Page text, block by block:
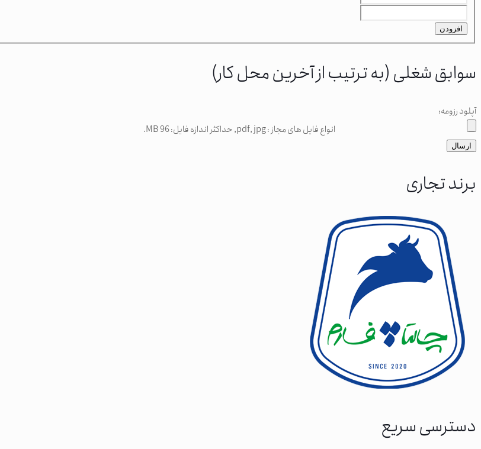
افزودن
سوابق شغلی (به ترتیب از آخرین محل کار)
آپلود رزومه:
انواع فایل های مجاز : pdf, jpg, حداکثر اندازه فایل: 96 MB.
برند تجاری
دسترسی سریع